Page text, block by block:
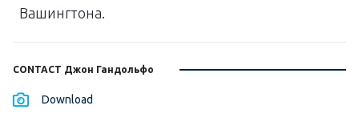
Вашингтона.
CONTACT Джон Гандольфо
Download